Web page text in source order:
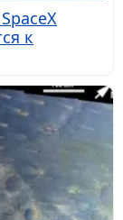
к